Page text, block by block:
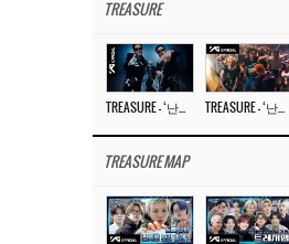
TREASURE
TREASURE – ‘난리나 (NALLY-NA) (HYUNHAYO)’ DANCE PERFORMANCE VIDEO TREASURE – ‘난리나 (NALLY-NA) (HYUNHAYO)’ M/V
TREASURE MAP